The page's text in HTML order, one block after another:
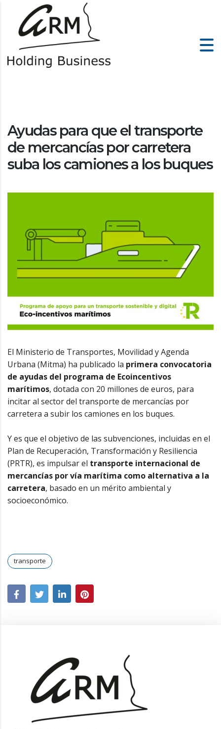
Ayudas para que el transporte
de mercancías por carretera
suba los camiones a los buques
El Ministerio de Transportes, Movilidad y Agenda
Urbana (Mitma) ha publicado la primera convocatoria
de ayudas del programa de Ecoincentivos
marítimos, dotada con 20 millones de euros, para
incitar al sector del transporte de mercancías por
carretera a subir los camiones en los buques.
Y es que el objetivo de las subvenciones, incluidas en el
Plan de Recuperación, Transformación y Resiliencia
(PRTR), es impulsar el transporte internacional de
mercancías por vía marítima como alternativa a la
carretera, basado en un mérito ambiental y
socioeconómico.
transporte